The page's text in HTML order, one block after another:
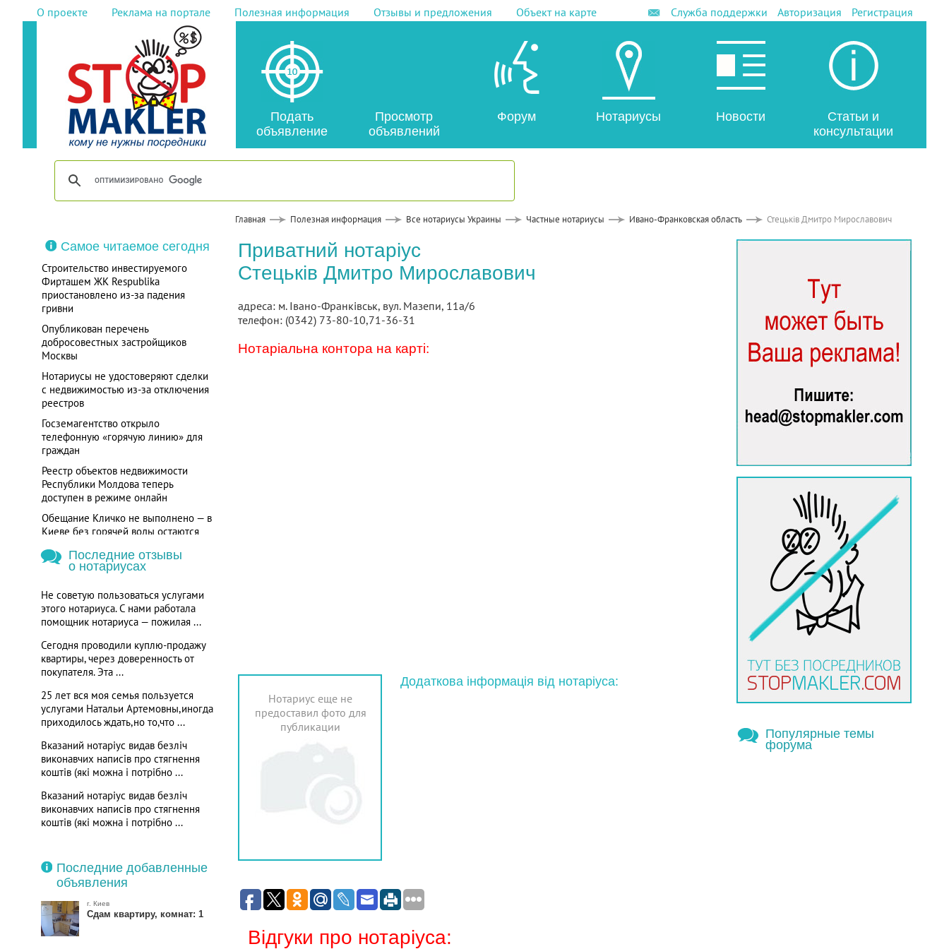
О проекте Реклама на портале Полезная информация Отзывы и предложения Объект на карте Служба поддержки Авторизация Регистрация
Подать
объявление
Просмотр
объявлений
Форум Нотариусы Новости
Статьи и
консультации
Главная Полезная информация Все нотариусы Украины Частные нотариусы Ивано-Франковская область Стецьків Дмитро Мирославович
Самое читаемое сегодня
Строительство инвестируемого
Фирташем ЖК Respublika
приостановлено из-за падения
гривни
Опубликован перечень
добросовестных застройщиков
Москвы
Нотариусы не удостоверяют сделки
с недвижимостью из-за отключения
реестров
Госземагентство открыло
телефонную «горячую линию» для
граждан
Реестр объектов недвижимости
Республики Молдова теперь
доступен в режиме онлайн
Обещание Кличко не выполнено — в
Киеве без горячей воды остаются
Последние отзывы
о нотариусах
Не советую пользоваться услугами
этого нотариуса. С нами работала
помощник нотариуса — пожилая ...
Сегодня проводили куплю-продажу
квартиры, через доверенность от
покупателя. Эта ...
25 лет вся моя семья пользуется
услугами Натальи Артемовны,иногда
приходилось ждать,но то,что ...
Вказаний нотаріус видав безліч
виконавчих написів про стягнення
коштів (які можна і потрібно ...
Вказаний нотаріус видав безліч
виконавчих написів про стягнення
коштів (які можна і потрібно ...
Последние добавленные
объявления
г. Киев
Сдам квартиру, комнат: 1
Приватний нотаріус
Стецьків Дмитро Мирославович
адреса: м. Івано-Франківськ, вул. Мазепи, 11а/6
телефон: (0342) 73-80-10,71-36-31
Нотаріальна контора на карті:
Додаткова інформація від нотаріуса:
Нотариус еще не
предоставил фото для
публикации
Відгуки про нотаріуса:
Популярные темы
форума